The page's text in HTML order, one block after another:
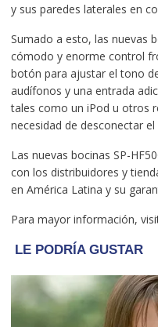
y sus paredes laterales en
Sumado a esto, las nuevas
cómodo y enorme control
botón para ajustar el tono
audífonos y una entrada
tales como un iPod u otros
necesidad de desconectar
Las nuevas bocinas SP-
con los distribuidores y
en América Latina y su
Para mayor información,